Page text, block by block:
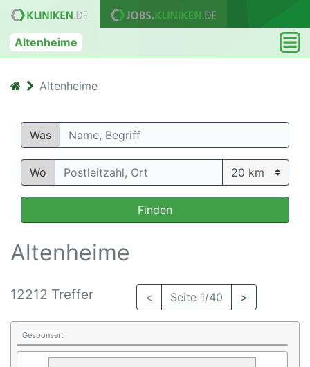
Altenheime
Altenheime
Was
Wo
Finden
Altenheime
12212 Treffer < Seite 1/40 >
Gesponsert